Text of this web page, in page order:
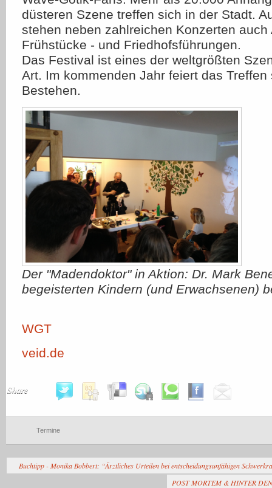
düsteren Szene treffen sich in der Stadt.
stehen neben zahlreichen Konzerten auch
Frühstücke - und Friedhofsführungen.
Das Festival ist eines der weltgrößten
Art. Im kommenden Jahr feiert das
Bestehen.
Der "Madendoktor" in Aktion: Dr. Mark
begeisterten Kindern (und Erwachsenen)
WGT
veid.de
Share
Termine
Buchtipp - Monika Bobbert: “Ärztliches Urteilen bei entscheidungsunfähigen
POST MORTEM & HINTER